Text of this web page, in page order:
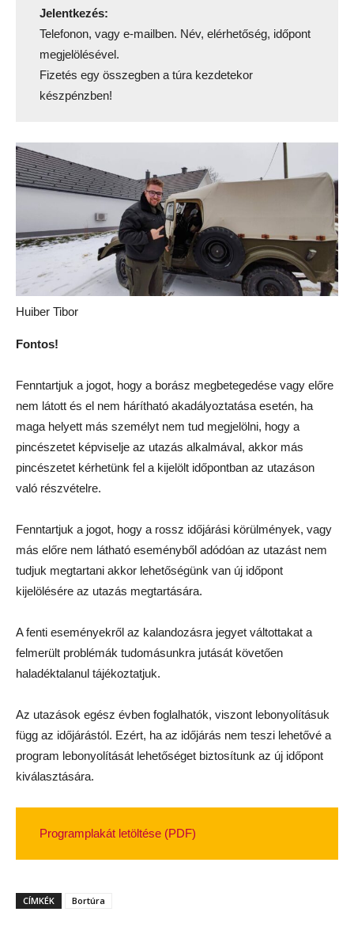
Jelentkezés:
Telefonon, vagy e-mailben. Név, elérhetőség, időpont
megjelölésével.
Fizetés egy összegben a túra kezdetekor
készpénzben!
Huiber Tibor
Fontos!
Fenntartjuk a jogot, hogy a borász megbetegedése vagy előre
nem látott és el nem hárítható akadályoztatása esetén, ha
maga helyett más személyt nem tud megjelölni, hogy a
pincészetet képviselje az utazás alkalmával, akkor más
pincészetet kérhetünk fel a kijelölt időpontban az utazáson
való részvételre.
Fenntartjuk a jogot, hogy a rossz időjárási körülmények, vagy
más előre nem látható eseményből adódóan az utazást nem
tudjuk megtartani akkor lehetőségünk van új időpont
kijelölésére az utazás megtartására.
A fenti eseményekről az kalandozásra jegyet váltottakat a
felmerült problémák tudomásunkra jutását követően
haladéktalanul tájékoztatjuk.
Az utazások egész évben foglalhatók, viszont lebonyolításuk
függ az időjárástól. Ezért, ha az időjárás nem teszi lehetővé a
program lebonyolítását lehetőséget biztosítunk az új időpont
kiválasztására.
Programplakát letöltése (PDF)
CÍMKÉK Bortúra